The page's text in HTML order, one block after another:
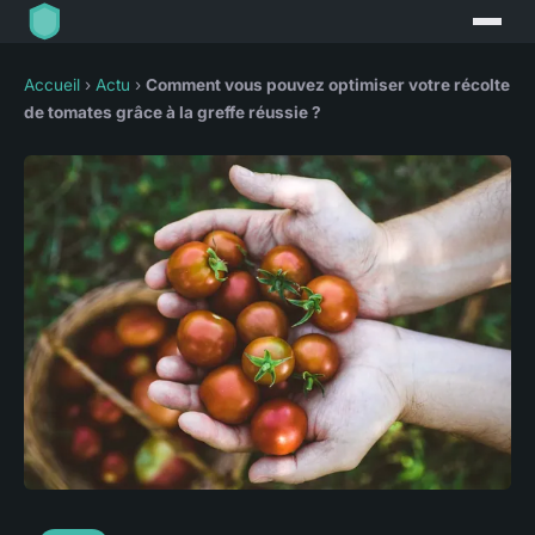
Accueil › Actu › Comment vous pouvez optimiser votre récolte
de tomates grâce à la greffe réussie ?